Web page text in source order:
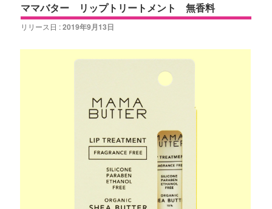
ママバター リップトリートメント 無香料
リリース日 :2019年9月13日